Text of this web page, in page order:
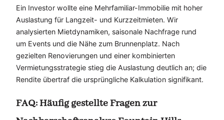
Ein Investor wollte eine Mehrfamiliar-Immobilie mit hoher
Auslastung für Langzeit- und Kurzzeitmieten. Wir
analysierten Mietdynamiken, saisonale Nachfrage rund
um Events und die Nähe zum Brunnenplatz. Nach
gezielten Renovierungen und einer kombinierten
Vermietungsstrategie stieg die Auslastung deutlich an; die
Rendite übertraf die ursprüngliche Kalkulation signifikant.
FAQ: Häufig gestellte Fragen zur